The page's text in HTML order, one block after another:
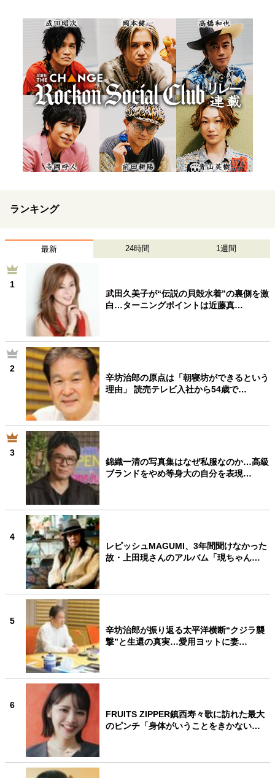
ランキング
最新 24時間 1週間
1
武田久美子が“伝説の貝殻水着”の裏側を激
白…ターニングポイントは近藤真…
2
辛坊治郎の原点は「朝寝坊ができるという
理由」 読売テレビ入社から54歳で…
3
錦織一清の写真集はなぜ私服なのか…高級
ブランドをやめ等身大の自分を表現…
4
レピッシュMAGUMI、3年間聞けなかった
故・上田現さんのアルバム「現ちゃん…
5
辛坊治郎が振り返る太平洋横断“クジラ襲
撃”と生還の真実…愛用ヨットに妻…
6
FRUITS ZIPPER鎮西寿々歌に訪れた最大
のピンチ「身体がいうことをきかない…